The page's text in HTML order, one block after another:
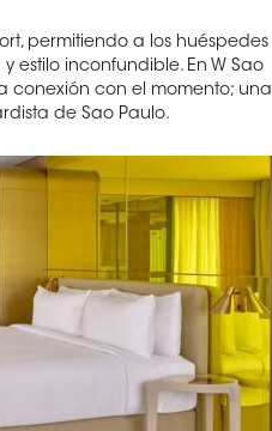
permitiendo a los huéspedes
estilo inconfundible. En W Sao
conexión con el momento; una
de Sao Paulo.